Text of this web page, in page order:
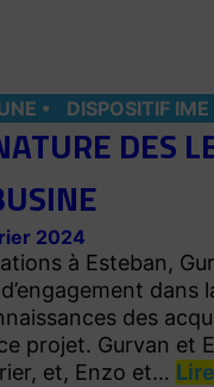
DISPOSITIF
DES
2024
à Esteban,
dans
des
projet. Gurvan et
et, Enzo et…